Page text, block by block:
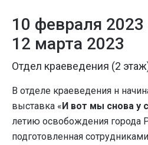
10 февраля 2023
12 марта 2023
Отдел краеведения (2
В отделе краеведения н
выставка « И вот мы снова у
летию освобождения города
подготовленная